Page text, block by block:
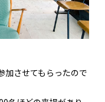
加させてもらったので